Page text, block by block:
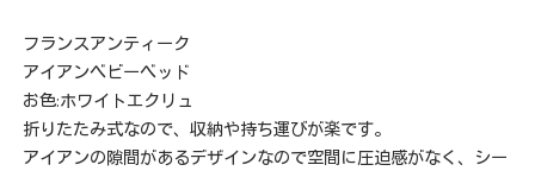
フランスアンティーク
アイアンベビーベッド
お色:ホワイトエクリュ
折りたたみ式なので、収納や持ち運びが楽です。
アイアンの隙間があるデザインなので空間に圧迫感がなく、シー